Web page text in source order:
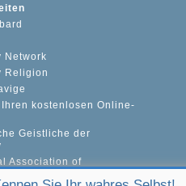
Network
Religion
kostenlosen Online-
Geistliche der
Association of